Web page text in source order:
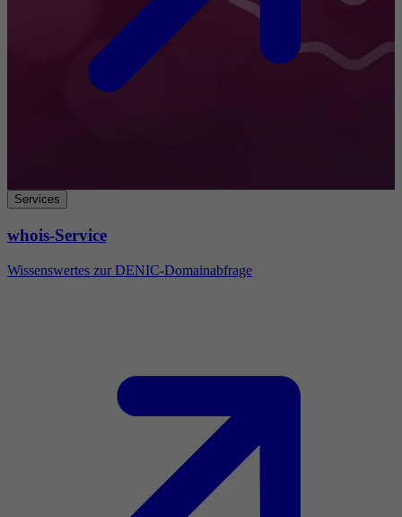
Services
whois-Service
Wissenswertes zur DENIC-Domainabfrage